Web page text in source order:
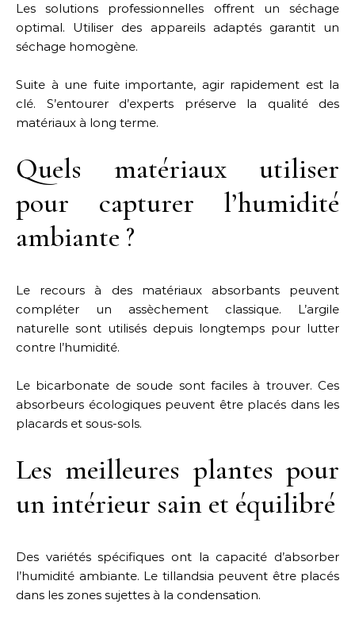
Les solutions professionnelles offrent un séchage
optimal. Utiliser des appareils adaptés garantit un
séchage homogène.
Suite à une fuite importante, agir rapidement est la
clé. S’entourer d’experts préserve la qualité des
matériaux à long terme.
Quels matériaux utiliser
pour capturer l’humidité
ambiante ?
Le recours à des matériaux absorbants peuvent
compléter un assèchement classique. L’argile
naturelle sont utilisés depuis longtemps pour lutter
contre l’humidité.
Le bicarbonate de soude sont faciles à trouver. Ces
absorbeurs écologiques peuvent être placés dans les
placards et sous-sols.
Les meilleures plantes pour
un intérieur sain et équilibré
Des variétés spécifiques ont la capacité d’absorber
l’humidité ambiante. Le tillandsia peuvent être placés
dans les zones sujettes à la condensation.